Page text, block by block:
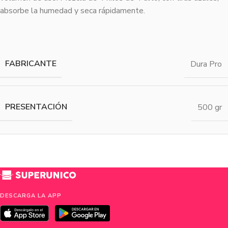
absorbe la humedad y seca rápidamente.
FABRICANTE Dura Pro
PRESENTACIÓN 500 gr
DESCARGA LA APP